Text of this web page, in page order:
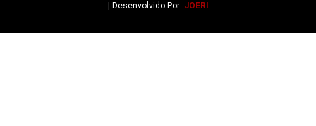
| Desenvolvido Por: JOERI